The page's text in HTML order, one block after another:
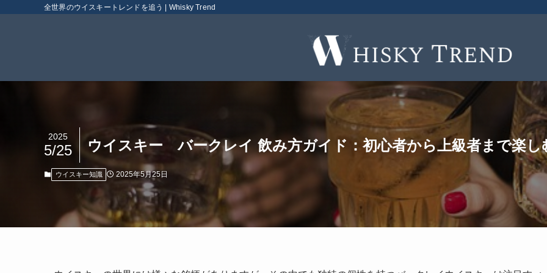
全世界のウイスキートレンドを追う | Whisky Trend
ウイスキー バークレイ 飲み方ガイド：初心者から上級者まで楽し
2025
5/25
ウイスキー知識 2025年5月25日